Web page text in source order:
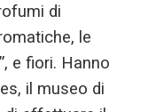
di
le
e fiori. Hanno
il museo di